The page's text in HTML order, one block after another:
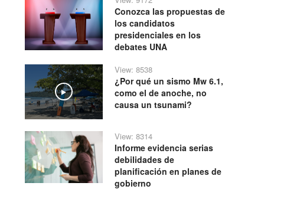
Conozca las propuestas de
los candidatos
presidenciales en los
debates UNA
Play
View: 8538
¿Por qué un sismo Mw 6.1,
como el de anoche, no
causa un tsunami?
View: 8314
Informe evidencia serias
debilidades de
planificación en planes de
gobierno